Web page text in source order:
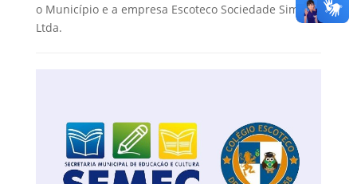
o Município e a empresa Escoteco Sociedade Simples
Ltda.